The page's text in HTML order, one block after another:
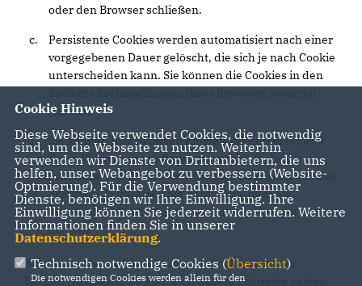
oder den Browser schließen.
Persistente Cookies werden automatisiert nach einer
vorgegebenen Dauer gelöscht, die sich je nach Cookie
unterscheiden kann. Sie können die Cookies in den
löschen.
Sie können Ihre Browser-Einstellung entsprechend
Ihren Wünschen konfigurieren und z. B. die
Annahme von Third-Party-Cookies oder allen Cookies
ablehnen. Wir weisen Sie darauf hin, dass Sie
eventuell nicht alle Funktionen dieser Website nutzen
können.
Bitte lesen Sie zur Einrichtung von Cookies sozialer
Medien (Facebook, Twitter, etc.) unsere Hinweise zu den
Cookie Hinweis
Diese Webseite verwendet Cookies, die notwendig
sind, um die Webseite zu nutzen. Weiterhin
verwenden wir Dienste von Drittanbietern, die uns
helfen, unser Webangebot zu verbessern (Website-
Optmierung). Für die Verwendung bestimmter
Dienste, benötigen wir Ihre Einwilligung. Ihre
Einwilligung können Sie jederzeit widerrufen. Weitere
Informationen finden Sie in unserer
Datenschutzerklärung.
Technisch notwendige Cookies (Übersicht)
Die notwendigen Cookies werden allein für den